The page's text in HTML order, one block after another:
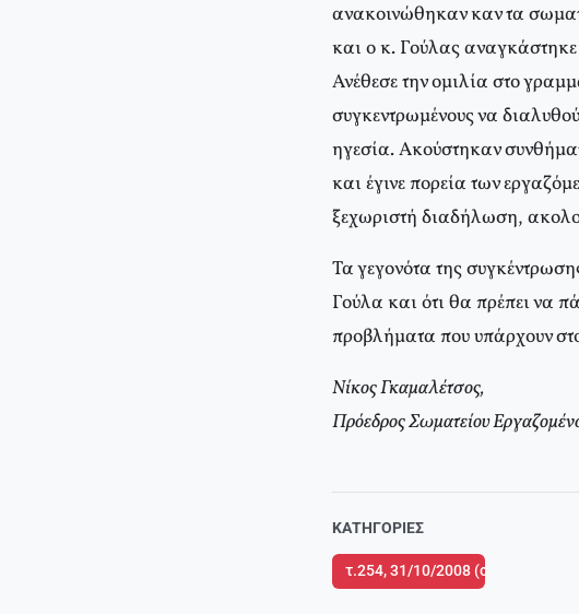
ανακοινώθηκαν καν τα
και ο κ. Γούλας αναγκάστηκε
Ανέθεσε την ομιλία στο
συγκεντρωμένους να
ηγεσία. Ακούστηκαν
και έγινε πορεία των
ξεχωριστή διαδήλωση,
Τα γεγονότα της
Γούλα και ότι θα πρέπει να
προβλήματα που υπάρχουν
Νίκος Γκαμαλέτσος,
Πρόεδρος Σωματείου
ΚΑΤΗΓΟΡΊΕΣ
τ.254, 31/10/2008 (σε ένθετο το